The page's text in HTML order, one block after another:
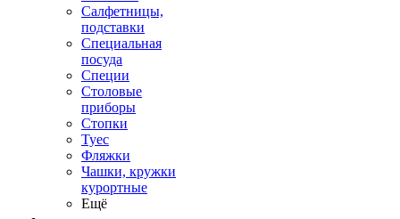
Салфетницы,
подставки
Специальная
посуда
Специи
Столовые
приборы
Стопки
Туес
Фляжки
Чашки, кружки
курортные
Ещё